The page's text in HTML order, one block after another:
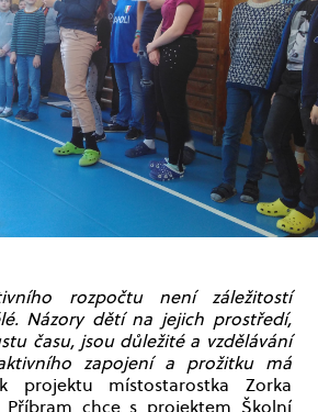
rozpočtu není záležitostí
Názory dětí na jejich prostředí,
času, jsou důležité a vzdělávání
zapojení a prožitku má
místostarostka Zorka
Příbram chce s projektem Školní